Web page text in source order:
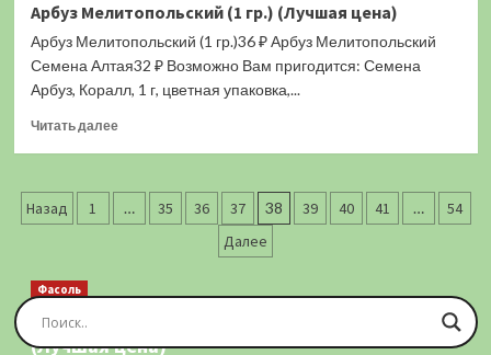
Пекинская
радость
Фермерская
гр.)
Арбуз Мелитопольский (1 гр.) (Лучшая цена)
Арбуз Мелитопольский (1 гр.)36 ₽ Арбуз Мелитопольский
Семена Алтая32 ₽ Возможно Вам пригодится: Семена
Арбуз, Коралл, 1 г, цветная упаковка,...
Читать далееПрочитать
Мелитопольский
(1
Пагинация
Назад 1 … 35 36 37 38 39 40 41 …
54
Далее
Фасоль
Фасоль Золотая Сакса (спаржевая) 20 шт.
(Лучшая цена)